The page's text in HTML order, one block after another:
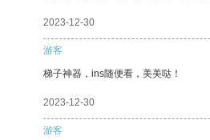
2023-12-30
游客
梯子神器，ins随便看，美美哒！
2023-12-30
游客